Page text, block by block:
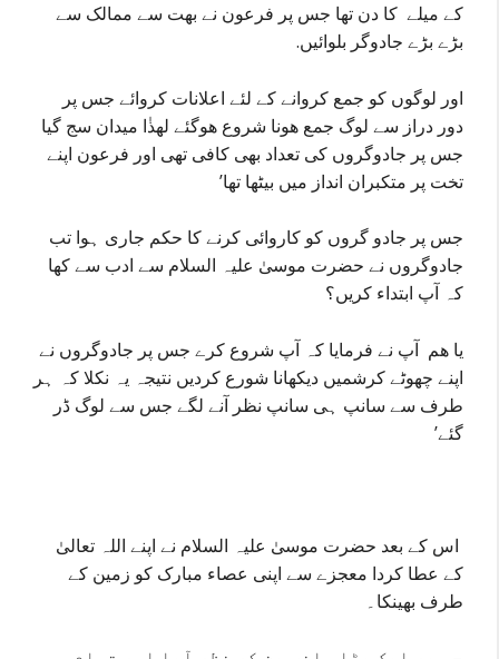
کے میلے کا دن تھا جس پر فرعون نے بھت سے ممالک سے
بڑے بڑے جادوگر بلوائیں.
اور لوگوں کو جمع کروانے کے لئے اعلانات کروائے جس پر
دور دراز سے لوگ جمع ھونا شروع ھوگئے لھذٰا میدان سج گیا
جس پر جادوگروں کی تعداد بھی کافی تھی اور فرعون اپنے
تخت پر متکبران انداز میں بیٹھا تھا’
جس پر جادو گروں کو کاروائی کرنے کا حکم جاری ہوا تب
جادوگروں نے حضرت موسیٰ علیہ السلام سے ادب سے کھا
کہ آپ ابتداء کریں؟
یا ھم آپ نے فرمایا کہ آپ شروع کرے جس پر جادوگروں نے
اپنے چھوٹے کرشمیں دیکھانا شورع کردیں نتیجہ یہ نکلا کہ ہر
طرف سے سانپ ہی سانپ نظر آنے لگے جس سے لوگ ڈر
گئے’
اس کے بعد حضرت موسیٰ علیہ السلام نے اپنے اللہ تعالیٰ
کے عطا کردا معجزے سے اپنی عصاء مبارک کو زمین کے
طرف بھینکا۔